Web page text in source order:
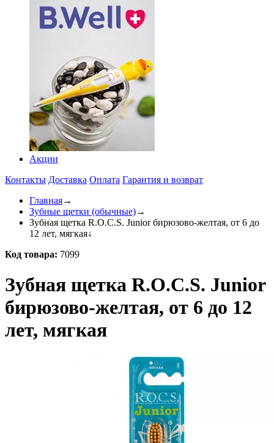
Акции
Контакты Доставка Оплата Гарантия и возврат
Главная→
Зубные щетки (обычные)→
Зубная щетка R.O.C.S. Junior бирюзово-желтая, от 6 до
12 лет, мягкая↓
Код товара: 7099
Зубная щетка R.O.C.S. Junior
бирюзово-желтая, от 6 до 12
лет, мягкая